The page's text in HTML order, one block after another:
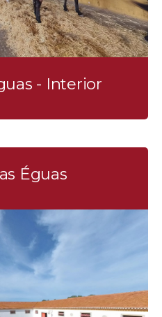
- Interior
Éguas